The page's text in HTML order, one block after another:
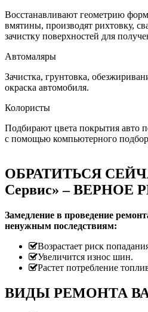
Восстанавливают геометрию
вмятины, производят рихтовку,
зачистку поверхностей для
Автомаляры
Зачистка, грунтовка,
окраска автомобиля.
Колористы
Подбирают цвета покрытия авто
с помощью компьютерного
ОБРАТИТЬСЯ
Сервис» – ВЕРНОЕ
Замедление в проведение
ненужным последствиям:
Возрастает риск
Увеличится износ шин.
Растет потребление
ВИДЫ РЕМОНТА